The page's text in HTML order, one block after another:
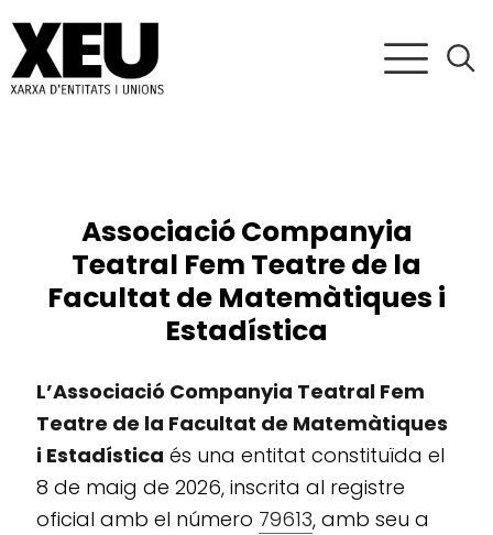
Associació Companyia
Teatral Fem Teatre de la
Facultat de Matemàtiques i
Estadística
L’Associació Companyia Teatral Fem
Teatre de la Facultat de Matemàtiques
i Estadística és una entitat constituïda el
8 de maig de 2026, inscrita al registre
oficial amb el número 79613, amb seu a